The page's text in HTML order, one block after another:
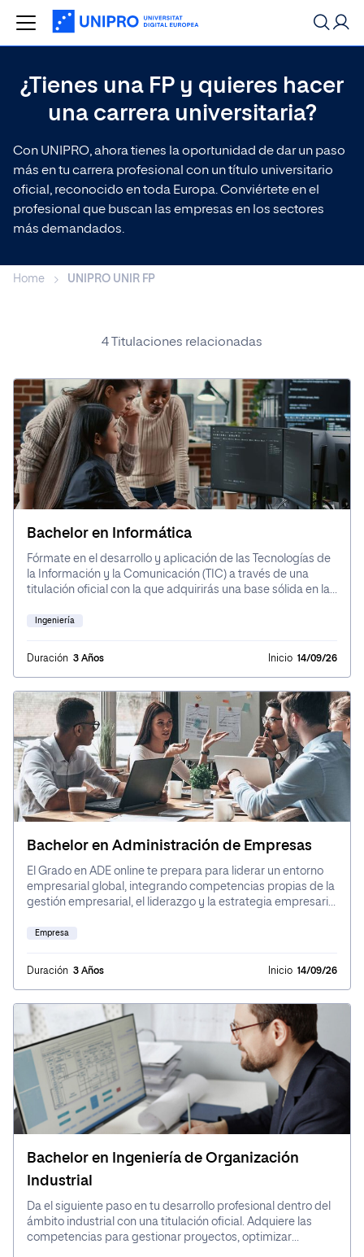
Buscar
Máster de Formación Permanente en
Dirección de Procesos Estratégicos
Máster
Marketing Digital
Máster
Curso en Social Media Marketing
Bachelor en Ciencia de Datos Bachelor
Popular ahora
Empresa
¿Tienes una FP y quieres hacer
una carrera universitaria?
Con UNIPRO, ahora tienes la oportunidad de dar un paso
más en tu carrera profesional con un título universitario
oficial, reconocido en toda Europa. Conviértete en el
profesional que buscan las empresas en los sectores
más demandados.
Home UNIPRO UNIR FP
4 Titulaciones relacionadas
Bachelor en Informática
Fórmate en el desarrollo y aplicación de las Tecnologías de
la Información y la Comunicación (TIC) a través de una
titulación oficial con la que adquirirás una base sólida en las
sistemas. Obtendrás conocimientos de actualidad,
inteligencia artificial y ciberseguridad. Además de
campos del entorno digital, con una visión global orientada
a la innovación tecnológica.
Ingeniería
Duración 3 Años Inicio 14/09/26
Bachelor en Administración de Empresas
El Grado en ADE online te prepara para liderar un entorno
empresarial global, integrando competencias propias de la
gestión empresarial, el liderazgo y la estrategia empresarial
administración y dirección de empresas. A lo largo del
marketing, emprendimiento y estrategia, combinando
Empresa
Duración 3 Años Inicio 14/09/26
Bachelor en Ingeniería de Organización
Industrial
Da el siguiente paso en tu desarrollo profesional dentro del
ámbito industrial con una titulación oficial. Adquiere las
competencias para gestionar proyectos, optimizar